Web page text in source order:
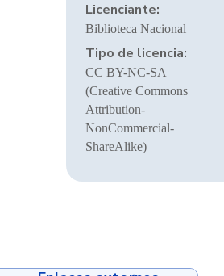
Licenciante:
Biblioteca Nacional
Tipo de licencia:
CC BY-NC-SA
(Creative Commons
Attribution-
NonCommercial-
ShareAlike)